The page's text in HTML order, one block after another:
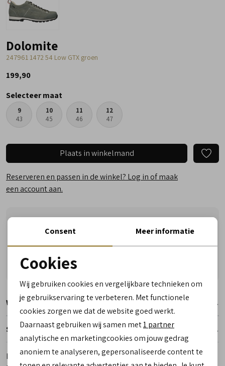
Dolomite
247961 1472 54 Low GTX groen
199,90
Selecteer maat
9
43
10
45
11
46
12
47
Plaats in winkelmand
Reserveren en passen in de winkel? Log in of maak
een account aan.
Vragen? Wij helpen u graag! Whatsapp of bel ons
Reserveer- en passervice in de winkel!
Winkelvoorraad
Specificaties
Merk
Dolomite
Noodzakelijke cookies
Analytische cookies
Marketing cookies
Consent Meer informatie
Cookies
Wij gebruiken cookies en vergelijkbare technieken om
je gebruikservaring te verbeteren. Met functionele
cookies zorgen we dat de website goed werkt.
Daarnaast gebruiken wij samen met1 partner
analytische en marketingcookies om jouw gedrag
anoniem te analyseren, gepersonaliseerde content te